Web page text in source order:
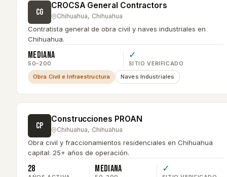
CG
CROCSA General Contractors
Chihuahua, Chihuahua
Contratista general de obra civil y naves industriales en
Chihuahua.
Mediana
50–200
✓
SITIO VERIFICADO
Obra Civil e Infraestructura Naves Industriales
CP
Construcciones PROAN
Chihuahua, Chihuahua
Obra civil y fraccionamientos residenciales en Chihuahua
capital: 25+ años de operación.
28 Mediana ✓